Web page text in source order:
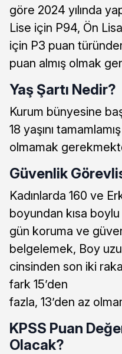
göre 2024 yılında
Lise için P94, Ön
için P3 puan
puan almış olmak
Yaş Şartı Nedir?
Kurum bünyesine
18 yaşını
olmamak
Güvenlik
Kadınlarda 160 ve
boyundan kısa
gün koruma ve
belgelemek, Boy
cinsinden son iki
fark 15’den
fazla, 13’den az
KPSS Puan
Olacak?